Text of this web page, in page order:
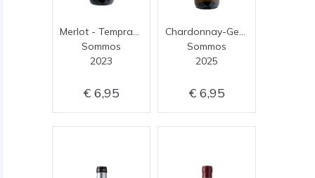
Sommos
2023
6,95
Sommos
2025
6,95